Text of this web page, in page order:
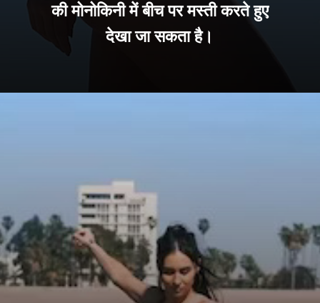
की मोनोकिनी में बीच पर मस्ती करते हुए
देखा जा सकता है।